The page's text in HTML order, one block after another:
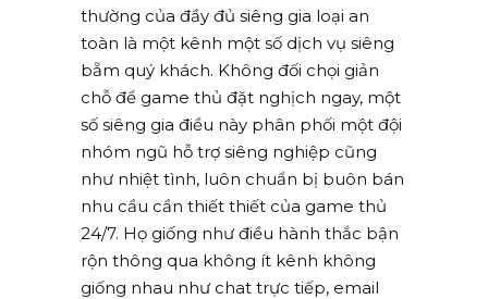
thường của đầy đủ siêng gia loại an
toàn là một kênh một số dịch vụ siêng
bẵm quý khách. Không đối chọi giản
chỗ để game thủ đặt nghịch ngay, một
số siêng gia điều này phân phối một đội
nhóm ngũ hỗ trợ siêng nghiệp cũng
như nhiệt tình, luôn chuẩn bị buôn bán
nhu cầu cần thiết thiết của game thủ
24/7. Họ giống như điều hành thắc bận
rộn thông qua không ít kênh không
giống nhau như chat trực tiếp, email